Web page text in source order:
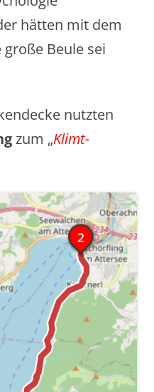
hätten mit dem
Beule sei
nutzten
zum „Klimt-